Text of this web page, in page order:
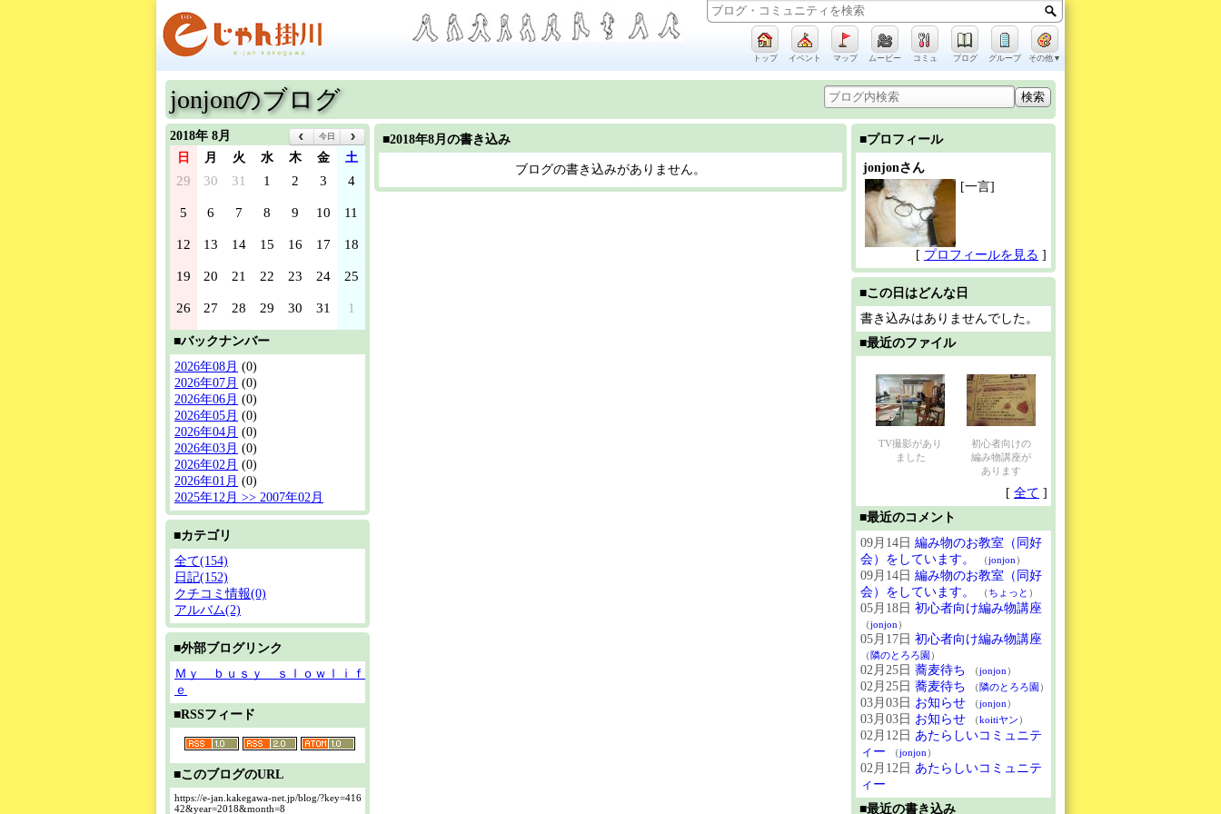
トップ イベント マップ ムービー コミュ ブログ グループ その他▼
jonjonのブログ
2018年 8月 今日
日 月 火 水 木 金 土
29 30 31 1 2 3 4
5 6 7 8 9 10 11
12 13 14 15 16 17 18
19 20 21 22 23 24 25
26 27 28 29 30 31 1
■バックナンバー
2026年08月 (0)
2026年07月 (0)
2026年06月 (0)
2026年05月 (0)
2026年04月 (0)
2026年03月 (0)
2026年02月 (0)
2026年01月 (0)
2025年12月 >> 2007年02月
■カテゴリ
全て(154)
日記(152)
クチコミ情報(0)
アルバム(2)
■外部ブログリンク
Ｍｙ ｂｕｓｙ ｓｌｏｗｌｉｆ
ｅ
■RSSフィード
■このブログのURL
https://e-jan.kakegawa-net.jp/blog/?key=416
42&year=2018&month=8
■2018年8月の書き込み
ブログの書き込みがありません。
■プロフィール
jonjonさん
[一言]
[ プロフィールを見る ]
■この日はどんな日
書き込みはありませんでした。
■最近のファイル
TV撮影があり
ました
初心者向けの
編み物講座が
あります
[ 全て ]
■最近のコメント
09月14日 編み物のお教室（同好
会）をしています。
（jonjon ）
09月14日 編み物のお教室（同好
会）をしています。
（ ちょっと ）
05月18日 初心者向け編み物講座
（jonjon ）
05月17日 初心者向け編み物講座
（隣のとろろ園 ）
02月25日 蕎麦待ち （jonjon ）
02月25日 蕎麦待ち （隣のとろろ園 ）
03月03日 お知らせ （jonjon ）
03月03日 お知らせ （koitiヤン ）
02月12日 あたらしいコミュニテ
ィー
（jonjon ）
02月12日 あたらしいコミュニテ
ィー
■最近の書き込み